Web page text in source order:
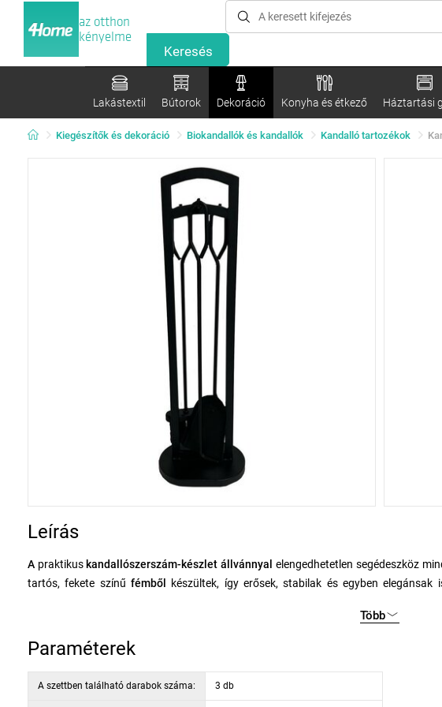
az otthon
kényelme
Lakástextil Bútorok Dekoráció Konyha és étkező Háztartási
Kiegészítők és dekoráció Biokandallók és kandallók Kandalló tartozékok
Leírás
A praktikus kandallószerszám-készlet állvánnyal elengedhetetlen segédeszköz
tartós, fekete színű fémből készültek, így erősek, stabilak és egyben elegánsak
a hamu könnyű
kandalló körüli tisztaság fenntartásához. Minden szerszám áttekinthetően
szerszámok mindig kéznél legyenek, és egyben diszkrét kiegészítőként is szolgálnak a
Több
Paraméterek
A szettben található darabok száma: 3 db